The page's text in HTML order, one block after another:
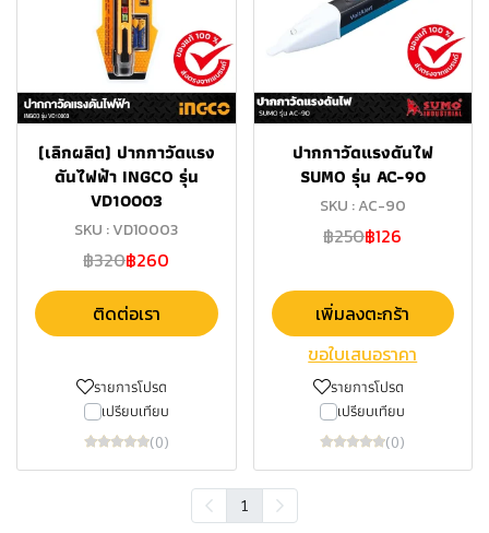
(เลิกผลิต) ปากกาวัดแรง
ดันไฟฟ้า INGCO รุ่น
VD10003
SKU : VD10003
฿320฿260
ติดต่อเรา
รายการโปรด
เปรียบเทียบ
(0)
ปากกาวัดแรงดันไฟ
SUMO รุ่น AC-90
SKU : AC-90
฿250฿126
เพิ่มลงตะกร้า
ขอใบเสนอราคา
รายการโปรด
เปรียบเทียบ
(0)
1